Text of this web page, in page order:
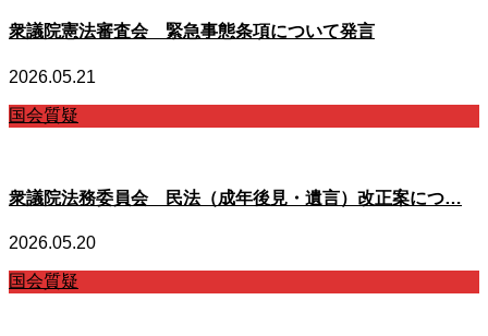
衆議院憲法審査会 緊急事態条項について発言
2026.05.21
国会質疑
衆議院法務委員会 民法（成年後見・遺言）改正案につ…
2026.05.20
国会質疑